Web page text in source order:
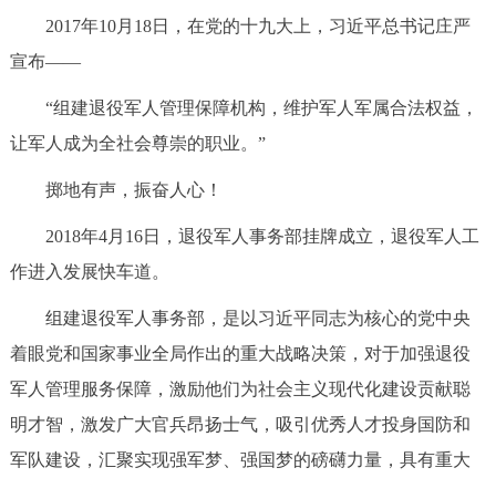
北京概况
多语种
ENGLISH 한국어 日本語
ITALIANO
2017年10月18日，在党的十九大上，习近平总书记庄严
宣布——
“组建退役军人管理保障机构，维护军人军属合法权益，
让军人成为全社会尊崇的职业。”
掷地有声，振奋人心！
2018年4月16日，退役军人事务部挂牌成立，退役军人工
作进入发展快车道。
组建退役军人事务部，是以习近平同志为核心的党中央
着眼党和国家事业全局作出的重大战略决策，对于加强退役
军人管理服务保障，激励他们为社会主义现代化建设贡献聪
明才智，激发广大官兵昂扬士气，吸引优秀人才投身国防和
军队建设，汇聚实现强军梦、强国梦的磅礴力量，具有重大